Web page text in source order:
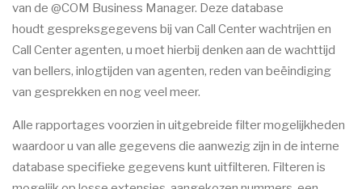
van de @COM Business Manager. Deze database
houdt gespreksgegevens bij van Call Center wachtrijen en
Call Center agenten, u moet hierbij denken aan de wachttijd
van bellers, inlogtijden van agenten, reden van beëindiging
van gesprekken en nog veel meer.
Alle rapportages voorzien in uitgebreide filter mogelijkheden
waardoor u van alle gegevens die aanwezig zijn in de interne
database specifieke gegevens kunt uitfilteren. Filteren is